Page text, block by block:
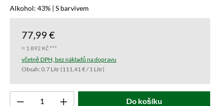
Alkohol: 43% | S barvivem
77,99 €
≈ 1 892 Kč ***
včetně DPH, bez nákladů na dopravu
Obsah: 0.7 Litr(111,41 € / 1 Litr)
Produkt počet: Zadejte požadovanou
Do košíku